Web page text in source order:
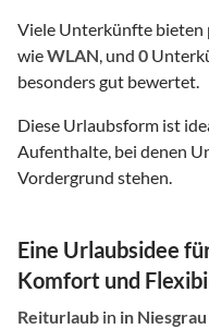
Viele Unterkünfte bieten
wieWLAN, und 0
besonders gut bewertet.
Diese Urlaubsform ist
Aufenthalte, bei denen
Vordergrund stehen.
Eine Urlaubsidee
Komfort und
Reiturlaub in in Niesgrau